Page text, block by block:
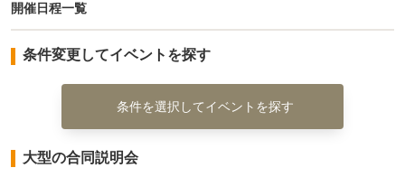
開催日程一覧
条件変更してイベントを探す
条件を選択してイベントを探す
大型の合同説明会